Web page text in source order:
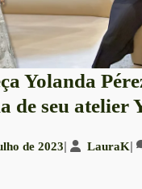
Yolanda
de seu atelier
de 20237| LauraK|